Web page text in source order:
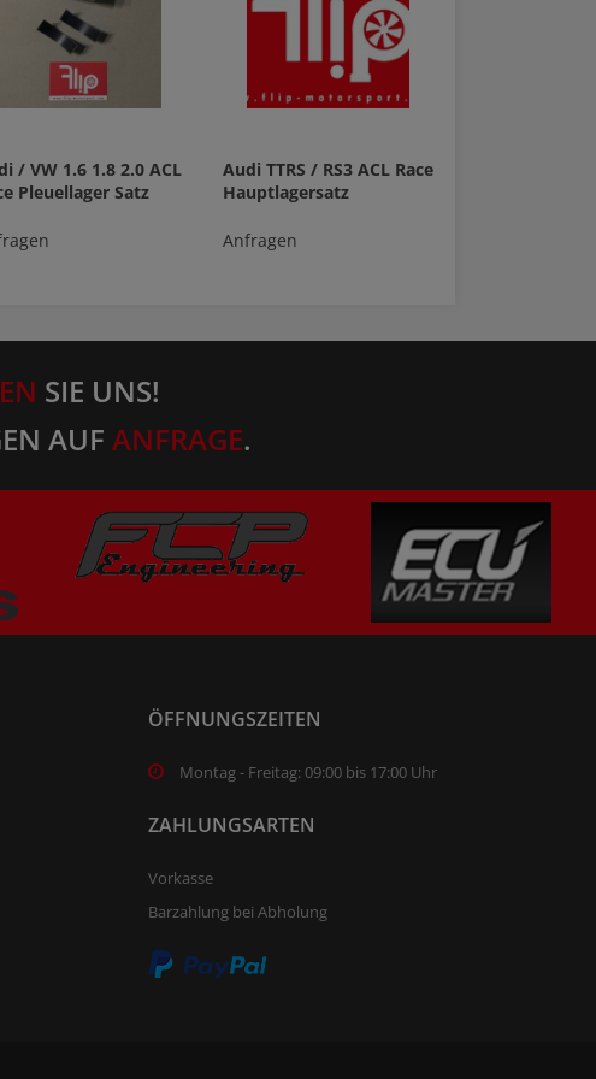
/ VW 1.6 1.8 2.0 ACL
Pleuellager Satz
Audi TTRS / RS3 ACL Race
Hauptlagersatz
Anfragen
SIE UNS!
AUF ANFRAGE.
ÖFFNUNGSZEITEN
Montag - Freitag: 09:00 bis 17:00 Uhr
ZAHLUNGSARTEN
Vorkasse
Barzahlung bei Abholung